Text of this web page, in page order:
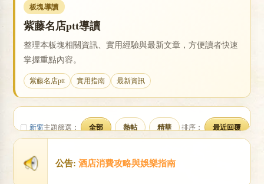
板塊導讀
紫藤名店ptt導讀
整理本板塊相關資訊、實用經驗與最新文章，方便讀者快速
掌握重點內容。
紫藤名店ptt 實用指南 最新資訊
新窗主題篩選： 全部 熱帖 精華 排序： 最近回覆
公告: 酒店消費攻略與娛樂指南